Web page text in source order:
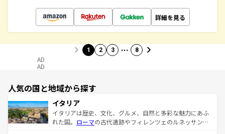
詳細を見る
1 2 3 … 8
AD
AD
人気の国と地域から探す
イタリア
イタリアは歴史、文化、グルメ、自然と多彩な魅力にあふ
れた国。 ローマの古代遺跡やフィレンツェのルネッサンス